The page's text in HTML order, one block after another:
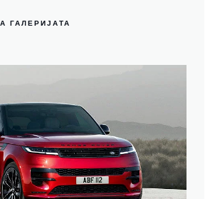
ГАЛЕРИЈАТА